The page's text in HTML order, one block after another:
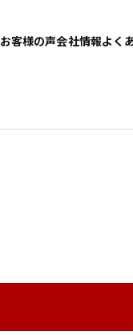
お客様の声会社情報よく